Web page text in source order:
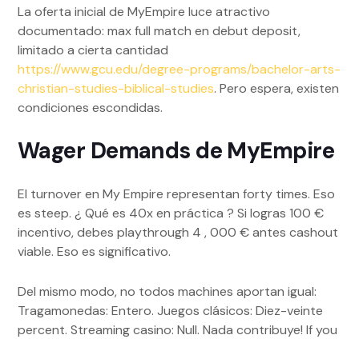
La oferta inicial de MyEmpire luce atractivo
documentado: max full match en debut deposit,
limitado a cierta cantidad
https://www.gcu.edu/degree-programs/bachelor-arts-
christian-studies-biblical-studies. Pero espera, existen
condiciones escondidas.
Wager Demands de MyEmpire
El turnover en My Empire representan forty times. Eso
es steep. ¿ Qué es 40x en práctica ? Si logras 100 €
incentivo, debes playthrough 4 , 000 € antes cashout
viable. Eso es significativo.
Del mismo modo, no todos machines aportan igual:
Tragamonedas: Entero. Juegos clásicos: Diez-veinte
percent. Streaming casino: Null. Nada contribuye! If you